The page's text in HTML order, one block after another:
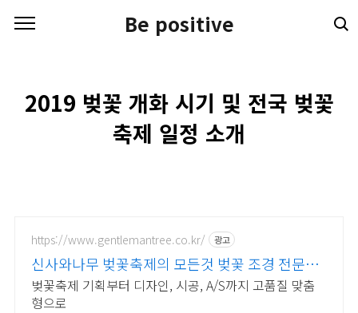
Be positive
2019 벚꽃 개화 시기 및 전국 벚꽃
축제 일정 소개
https://www.gentlemantree.co.kr/ 광고
신사와나무 벚꽃축제의 모든것 벚꽃 조경 전문기
업
벚꽃축제 기획부터 디자인, 시공, A/S까지 고품질 맞춤
형으로